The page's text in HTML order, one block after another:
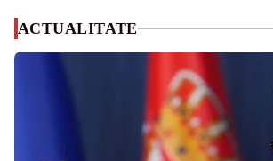
ACTUALITATE